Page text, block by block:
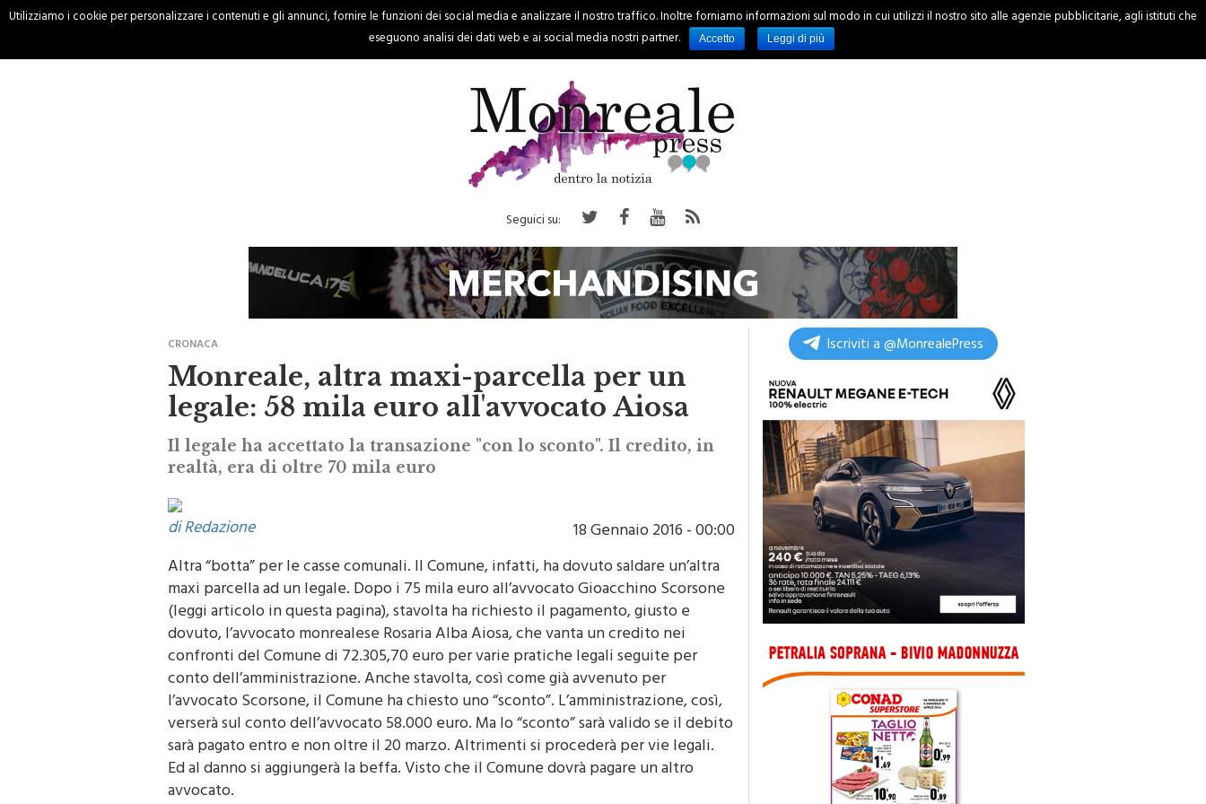
HOME CRONACA PALERMO REGIONE EVENTI RUBRICHE SPORT INCHIESTE
Seguici su:
Monreale, altra maxi-parcella per un
legale: 58 mila euro all'avvocato Aiosa
Il legale ha accettato la transazione "con lo sconto". Il credito, in
realtà, era di oltre 70 mila euro
di Redazione
18 Gennaio 2016 - 00:00
Altra “botta” per le casse comunali. Il Comune, infatti, ha dovuto saldare un’altra
maxi parcella ad un legale. Dopo i 75 mila euro all’avvocato Gioacchino Scorsone
(leggi articolo in questa pagina), stavolta ha richiesto il pagamento, giusto e
dovuto, l’avvocato monrealese Rosaria Alba Aiosa, che vanta un credito nei
confronti del Comune di 72.305,70 euro per varie pratiche legali seguite per
conto dell’amministrazione. Anche stavolta, così come già avvenuto per
l’avvocato Scorsone, il Comune ha chiesto uno “sconto”. L’amministrazione, così,
verserà sul conto dell’avvocato 58.000 euro. Ma lo “sconto” sarà valido se il debito
sarà pagato entro e non oltre il 20 marzo. Altrimenti si procederà per vie legali.
Ed al danno si aggiungerà la beffa. Visto che il Comune dovrà pagare un altro
Iscriviti a @MonrealePress
Utilizziamo i cookie per personalizzare i contenuti e gli annunci, fornire le funzioni dei social media e analizzare il nostro traffico. Inoltre forniamo informazioni sul modo in cui utilizzi il nostro sito alle agenzie pubblicitarie, agli istituti che
eseguono analisi dei dati web e ai social media nostri partner.
Accetto Leggi di più